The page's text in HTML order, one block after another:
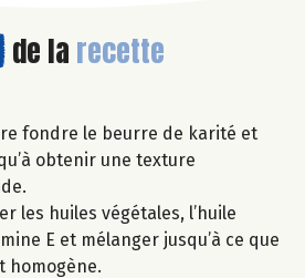
de la recette
fondre le beurre de karité et
obtenir une texture
les huiles végétales, l’huile
E et mélanger jusqu’à ce que
homogène.